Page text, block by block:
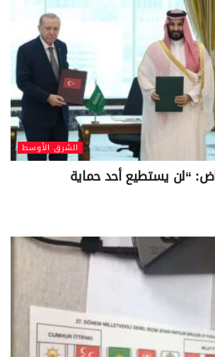
الشرق الأوسط
“لن يستطيع أحد حماية